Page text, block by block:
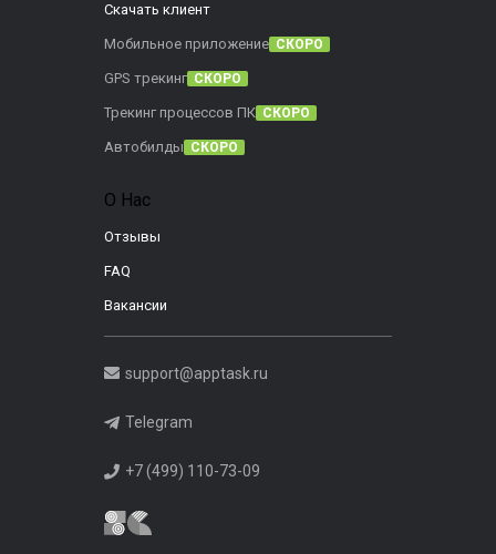
Скачать клиент
Мобильное приложение СКОРО
GPS трекинг СКОРО
Трекинг процессов ПК СКОРО
Автобилды СКОРО
О Нас
Отзывы
FAQ
Вакансии
support@apptask.ru
Telegram
+7 (499) 110-73-09